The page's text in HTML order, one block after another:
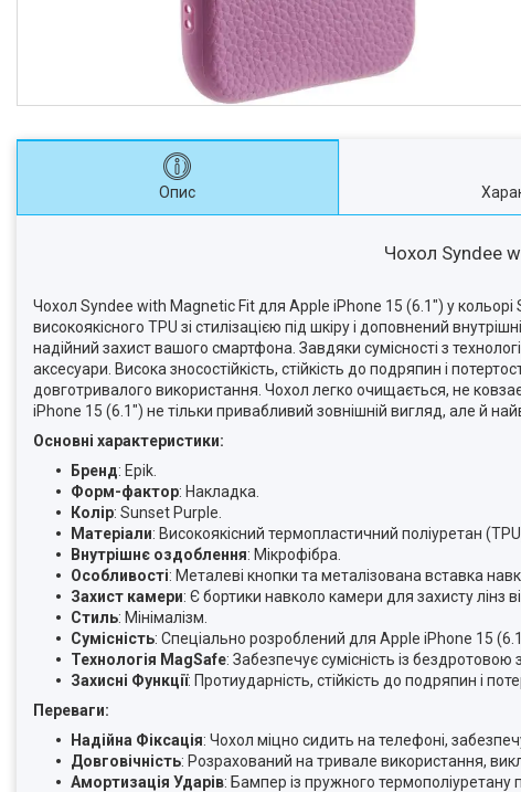
Опис
Чохол Syndee
Чохол Syndee with Magnetic Fit для Apple iPhone 15 (6.1") у кольорі
високоякісного TPU зі стилізацією під шкіру і доповнений
надійний захист вашого смартфона. Завдяки сумісності з
аксесуари. Висока зносостійкість, стійкість до подряпин і
довготривалого використання. Чохол легко очищається, не
iPhone 15 (6.1") не тільки привабливий зовнішній вигляд, але й
Основні характеристики:
Бренд: Epik.
Форм-фактор: Накладка.
Колір: Sunset Purple.
Матеріали: Високоякісний термопластичний поліуретан (TPU)
Внутрішнє оздоблення: Мікрофібра.
Особливості: Металеві кнопки та металізована вставка
Захист камери: Є бортики навколо камери для захисту лінз
Стиль: Мінімалізм.
Сумісність: Спеціально розроблений для Apple iPhone 15
Технологія MagSafe: Забезпечує сумісність із
Захисні Функції: Протиударність, стійкість до подряпин і
Переваги:
Надійна Фіксація: Чохол міцно сидить на телефоні,
Довговічність: Розрахований на тривале використання,
Амортизація Ударів: Бампер із пружного термополіуретану